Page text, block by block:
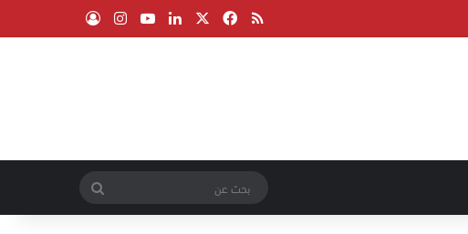
ملخص الموقع RSS
فيسبوك لينكدإن ‫YouTube
انستقرام
عن